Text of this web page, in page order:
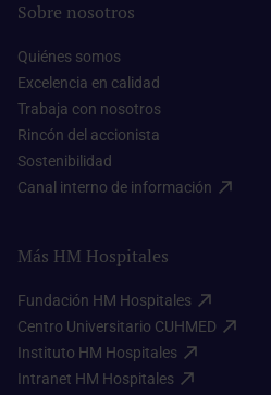
Sobre nosotros
Quiénes somos​
Excelencia en calidad​
Trabaja con nosotros​
Rincón del accionista​
Sostenibilidad​
Canal interno de información​
Más HM Hospitales
Fundación HM Hospitales​
Centro Universitario CUHMED​
Instituto HM Hospitales​
Intranet HM Hospitales​